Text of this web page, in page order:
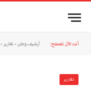
أنت الآن تتصفح: أرشيف وطن » تقارير »
تقارير